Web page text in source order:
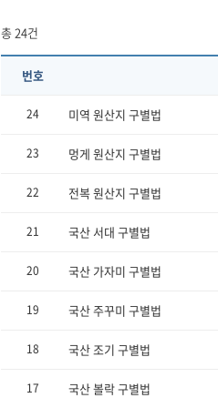
총 24건
번호
24 미역 원산지 구별법
23 멍게 원산지 구별법
22 전복 원산지 구별법
21 국산 서대 구별법
20 국산 가자미 구별법
19 국산 주꾸미 구별법
18 국산 조기 구별법
17 국산 볼락 구별법